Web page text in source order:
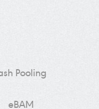
Pooling
eBAM